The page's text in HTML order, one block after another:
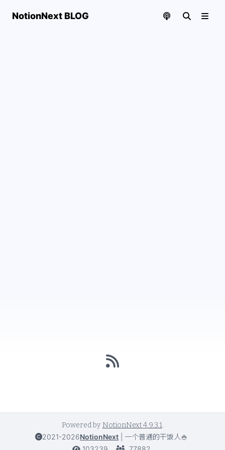
NotionNext BLOG
Powered by NotionNext4.9.3.1.
2021-2026NotionNext
一个普通的干饭人🍚